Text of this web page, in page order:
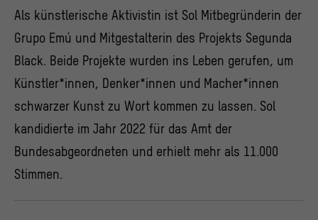
Als künstlerische Aktivistin ist Sol Mitbegründerin der
Grupo Emú und Mitgestalterin des Projekts Segunda
Black. Beide Projekte wurden ins Leben gerufen, um
Künstler*innen, Denker*innen und Macher*innen
schwarzer Kunst zu Wort kommen zu lassen. Sol
kandidierte im Jahr 2022 für das Amt der
Bundesabgeordneten und erhielt mehr als 11.000
Stimmen.